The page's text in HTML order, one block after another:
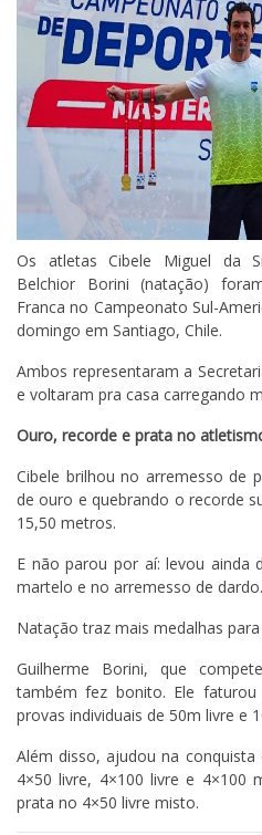
Os atletas Cibele Miguel da
Belchior Borini (natação)
Franca no Campeonato Sul-
domingo em Santiago, Chile.
Ambos representaram a
e voltaram pra casa carregando
Ouro, recorde e prata no
Cibele brilhou no arremesso de
de ouro e quebrando o recorde
15,50 metros.
E não parou por aí: levou ainda
martelo e no arremesso de dardo.
Natação traz mais medalhas para
Guilherme Borini, que
também fez bonito. Ele
provas individuais de 50m livre e
Além disso, ajudou na
4×50 livre, 4×100 livre e 4×100
prata no 4×50 livre misto.